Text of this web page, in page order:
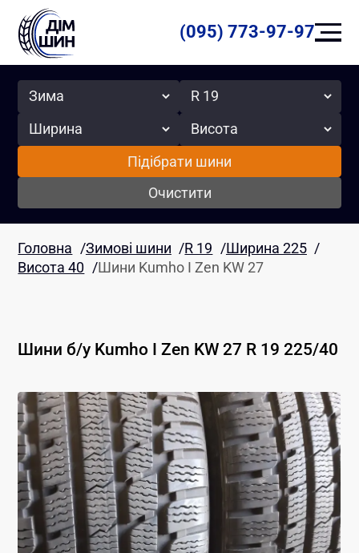
(095) 773-97-97
Сезон Радіус
Ширина Висота
Підібрати шини
Очистити
Головна /Зимові шини /R 19 /Ширина 225 /
Висота 40 /Шини Kumho I Zen KW 27
Шини б/у Kumho I Zen KW 27 R 19 225/40